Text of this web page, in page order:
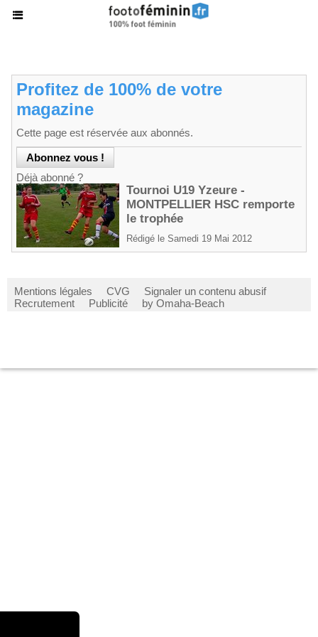
Profitez de 100% de votre
magazine
Cette page est réservée aux abonnés.
Déjà abonné ?
Tournoi U19 Yzeure -
MONTPELLIER HSC remporte
le trophée
Rédigé le Samedi 19 Mai 2012
Mentions légales CVG
Signaler un contenu abusif
Recrutement
Publicité by Omaha-Beach